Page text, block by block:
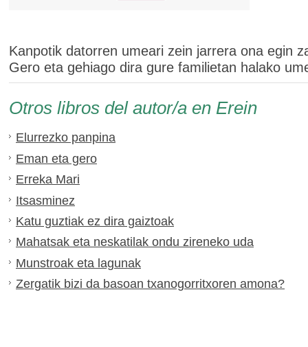
Kanpotik datorren umeari zein jarrera ona egin
Gero eta gehiago dira gure familietan halako
Otros libros del autor/a en Erein
Elurrezko panpina
Eman eta gero
Erreka Mari
Itsasminez
Katu guztiak ez dira gaiztoak
Mahatsak eta neskatilak ondu zireneko uda
Munstroak eta lagunak
Zergatik bizi da basoan txanogorritxoren amona?